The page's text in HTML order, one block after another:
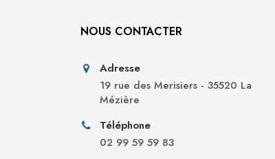
NOUS CONTACTER
Adresse
19 rue des Merisiers - 35520 La
Mézière
Téléphone
02 99 59 59 83